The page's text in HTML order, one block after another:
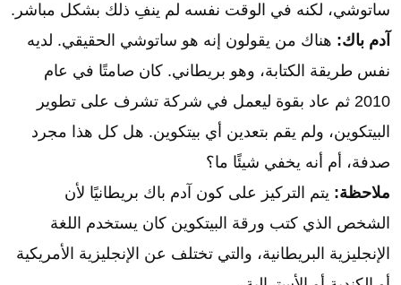
ساتوشي، لكنه في الوقت نفسه لم ينفِ ذلك بشكل مباشر.
آدم باك: هناك من يقولون إنه هو ساتوشي الحقيقي. لديه
نفس طريقة الكتابة، وهو بريطاني. كان صامتًا في عام
2010 ثم عاد بقوة ليعمل في شركة تشرف على تطوير
البيتكوين، ولم يقم بتعدين أي بيتكوين. هل كل هذا مجرد
صدفة، أم أنه يخفي شيئًا ما؟
ملاحظة: يتم التركيز على كون آدم باك بريطانيًا لأن
الشخص الذي كتب ورقة البيتكوين كان يستخدم اللغة
الإنجليزية البريطانية، والتي تختلف عن الإنجليزية الأمريكية